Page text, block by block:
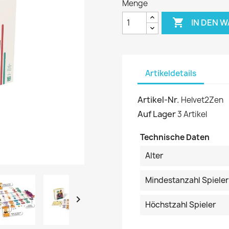

Menge
 IN DEN
Artikeldetails
Artikel-Nr. Helvet2Zen
Auf Lager3 Artikel
Technische Daten
Alter
Mindestanzahl Spieler
Höchstzahl Spieler